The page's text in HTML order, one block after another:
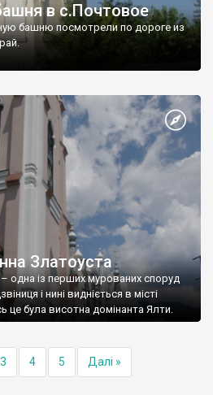
в с.Почтовое
башню посмотрели по дороге из
Златоуста
одна із перших мурованих споруд
і нині видніється в місті
це була висотна домінанта Ялти.
3 4 5 Далі »